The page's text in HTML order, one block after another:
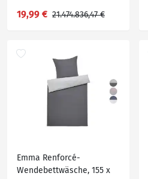
19,99 € 21.474.836,47 €
Emma Renforcé-
Wendebettwäsche, 155 x